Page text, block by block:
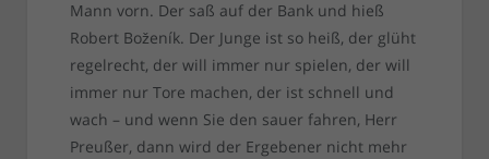
Mann vorn. Der saß auf der Bank und hieß
Robert Boženík. Der Junge ist so heiß, der glüht
regelrecht, der will immer nur spielen, der will
immer nur Tore machen, der ist schnell und
wach – und wenn Sie den sauer fahren, Herr
Preußer, dann wird der Ergebener nicht mehr